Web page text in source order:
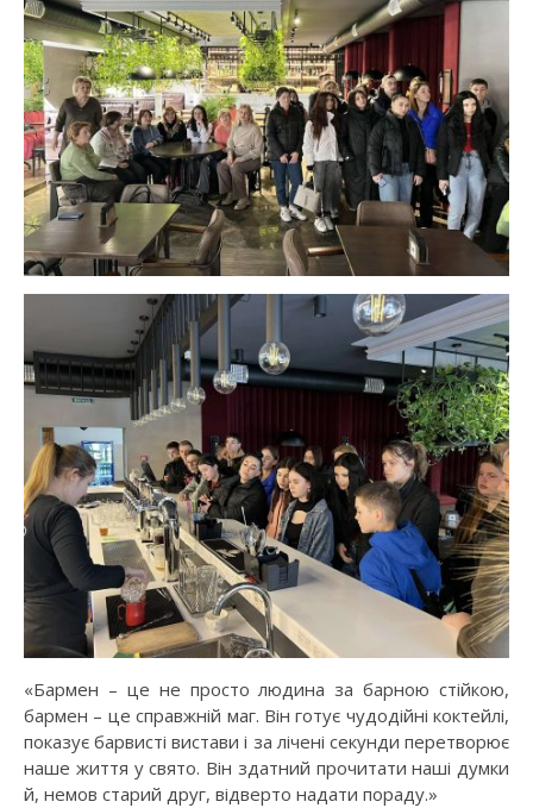
«Бармен – це не просто людина за барною стійкою,
бармен – це справжній маг. Він готує чудодійні коктейлі,
показує барвисті вистави і за лічені секунди перетворює
наше життя у свято. Він здатний прочитати наші думки
й, немов старий друг, відверто надати пораду.»